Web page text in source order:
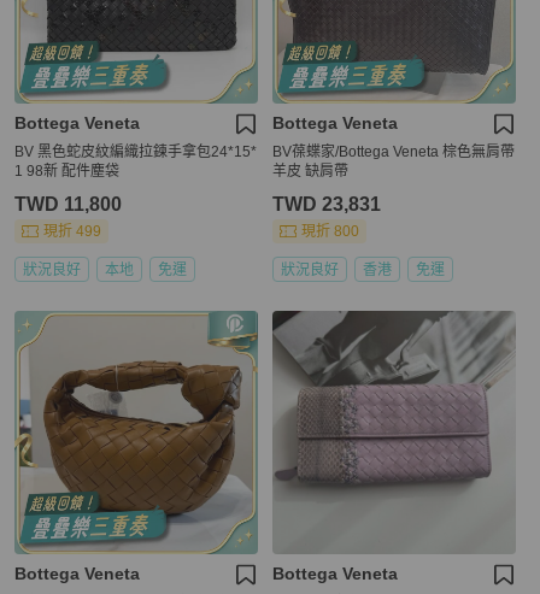
Bottega Veneta
BV 黑色蛇皮紋編織拉鍊手拿包24*15*
1 98新 配件塵袋
TWD 11,800
現折 499
狀況良好 本地 免運
Bottega Veneta
BV葆蝶家/Bottega Veneta 棕色無肩帶
羊皮 缺肩帶
TWD 23,831
現折 800
狀況良好 香港 免運
Bottega Veneta Bottega Veneta